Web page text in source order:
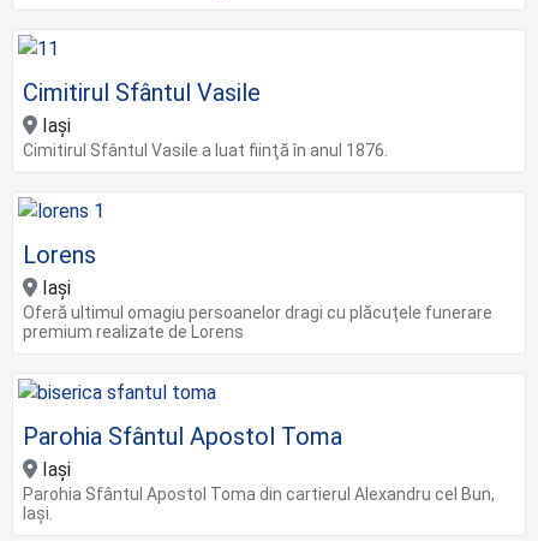
Cimitirul Sfântul Vasile
Iași
Cimitirul Sfântul Vasile a luat fiinţă în anul 1876.
Lorens
Iași
Oferă ultimul omagiu persoanelor dragi cu plăcuțele funerare
premium realizate de Lorens
Parohia Sfântul Apostol Toma
Iași
Parohia Sfântul Apostol Toma din cartierul Alexandru cel Bun,
Iași.